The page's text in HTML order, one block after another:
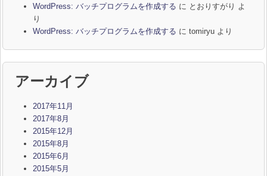
WordPress: バッチプログラムを作成する に とおりすがり よ
り
WordPress: バッチプログラムを作成する に tomiryuより
アーカイブ
2017年11月
2017年8月
2015年12月
2015年8月
2015年6月
2015年5月